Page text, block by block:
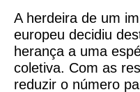
A herdeira de um
europeu decidiu
herança a uma
coletiva. Com as
reduzir o número